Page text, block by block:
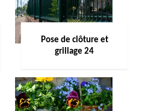
Pose de clôture et
grillage 24